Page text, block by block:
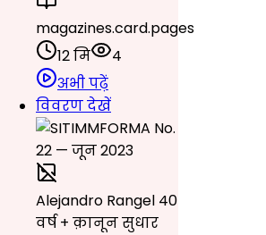
magazines.card.pages
12 मि
4
अभी पढ़ें
विवरण देखें
Alejandro Rangel 40
वर्ष + क़ानून सुधार